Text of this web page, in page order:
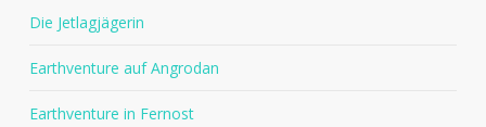
Die Jetlagjägerin
Earthventure auf Angrodan
Earthventure in Fernost